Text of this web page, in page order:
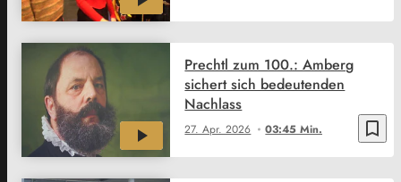
bookmark_border
27. Apr. 2026 03:45 Min.
Prechtl zum 100.: Amberg
sichert sich bedeutenden
Nachlass